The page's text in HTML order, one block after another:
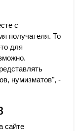
с
получателя. То
для
нумизматов", -
сайте